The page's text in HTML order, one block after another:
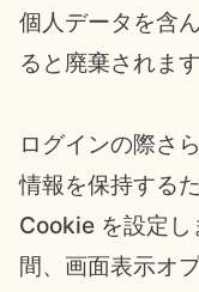
個人データを含
ると廃棄されます
ログインの際さ
情報を保持する
Cookie を設定
間、画面表示オ